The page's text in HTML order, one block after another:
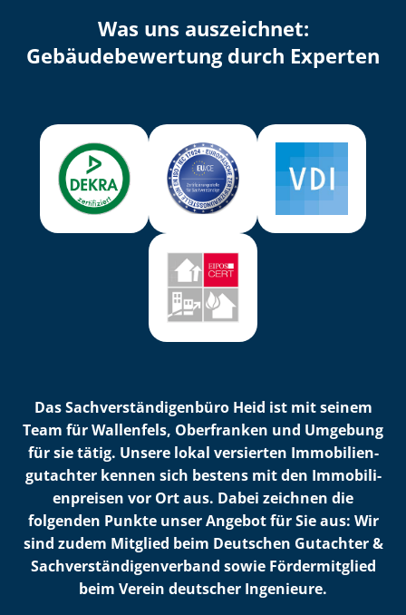
Was uns auszeichnet:
Ge­bäu­de­be­wer­tung durch Experten
Das Sach­ver­stän­di­gen­bü­ro Heid ist mit seinem
Team für Wallenfels, Oberfranken und Umgebung
für sie tätig. Unsere lokal versierten Im­mo­bi­li­en­
gut­ach­ter kennen sich bestens mit den Im­mo­bi­li­
en­prei­sen vor Ort aus. Dabei zeichnen die
folgenden Punkte unser Angebot für Sie aus: Wir
sind zudem Mitglied beim Deutschen Gutachter &
Sach­ver­stän­di­gen­ver­band sowie Fördermitglied
beim Verein deutscher Ingenieure.